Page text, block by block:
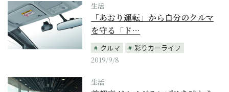
生活
「あおり運転」から自分のクルマ
を守る「ド…
クルマ
彩りカーライフ
2019/9/8
生活